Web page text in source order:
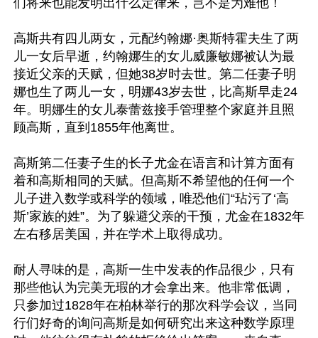
高斯共有四儿两女，元配约翰娜·奥斯特霍夫生了两
儿一女后早逝，约翰娜生的女儿威廉敏娜被认为最
接近父亲的天赋，但她38岁时去世。第二任妻子明
娜也生了两儿一女，明娜43岁去世，比高斯早走24
年。明娜生的女儿泰蕾兹接手管理整个家庭并且照
顾高斯，直到1855年他离世。
高斯第二任妻子生的长子尤金在语言和计算方面有
着和高斯相同的天赋。但高斯不希望他的任何一个
儿子进入数学或科学的领域，唯恐他们“玷污了‘高
斯’家族的姓”。为了躲避父亲的干预，尤金在1832年
左右移居美国，并在学术上取得成功。
耐人寻味的是，高斯一生中发表的作品很少，只有
那些他认为完美无瑕的才会拿出来。他非常低调，
只参加过1828年在柏林举行的那次科学会议，当同
行们好奇的询问高斯是如何研究出来这种数学原理